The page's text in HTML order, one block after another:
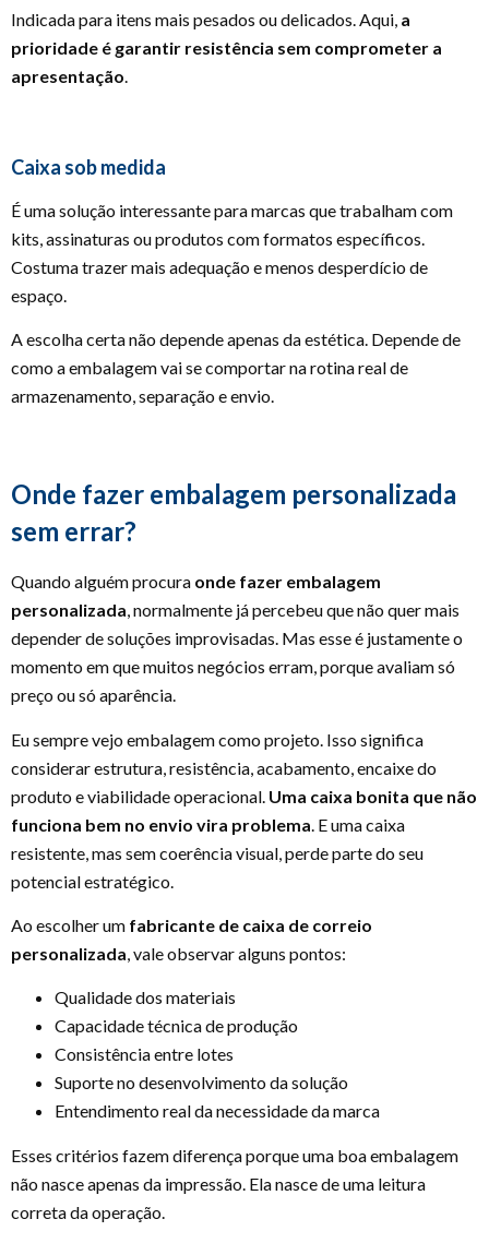
Indicada para itens mais pesados ou delicados. Aqui, a
prioridade é garantir resistência sem comprometer a
apresentação.
Caixa sob medida
É uma solução interessante para marcas que trabalham com
kits, assinaturas ou produtos com formatos específicos.
Costuma trazer mais adequação e menos desperdício de
espaço.
A escolha certa não depende apenas da estética. Depende de
como a embalagem vai se comportar na rotina real de
armazenamento, separação e envio.
Onde fazer embalagem personalizada
sem errar?
Quando alguém procura onde fazer embalagem
personalizada, normalmente já percebeu que não quer mais
depender de soluções improvisadas. Mas esse é justamente o
momento em que muitos negócios erram, porque avaliam só
preço ou só aparência.
Eu sempre vejo embalagem como projeto. Isso significa
considerar estrutura, resistência, acabamento, encaixe do
produto e viabilidade operacional. Uma caixa bonita que não
funciona bem no envio vira problema . E uma caixa
resistente, mas sem coerência visual, perde parte do seu
potencial estratégico.
Ao escolher um fabricante de caixa de correio
personalizada, vale observar alguns pontos:
Qualidade dos materiais
Capacidade técnica de produção
Consistência entre lotes
Suporte no desenvolvimento da solução
Entendimento real da necessidade da marca
Esses critérios fazem diferença porque uma boa embalagem
não nasce apenas da impressão. Ela nasce de uma leitura
correta da operação.